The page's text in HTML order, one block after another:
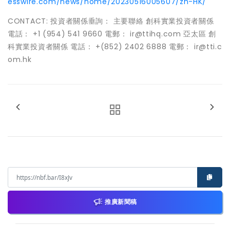
CONTACT: 投資者關係垂詢： 主要聯絡 創科實業投資者關係
電話： +1 (954) 541 9660 電郵： ir@ttihq.com 亞太區 創
科實業投資者關係 電話： +(852) 2402 6888 電郵： ir@tti.c
om.hk
推廣新聞稿